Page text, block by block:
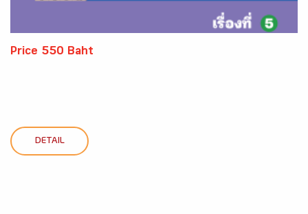
Price 550 Baht
DETAIL